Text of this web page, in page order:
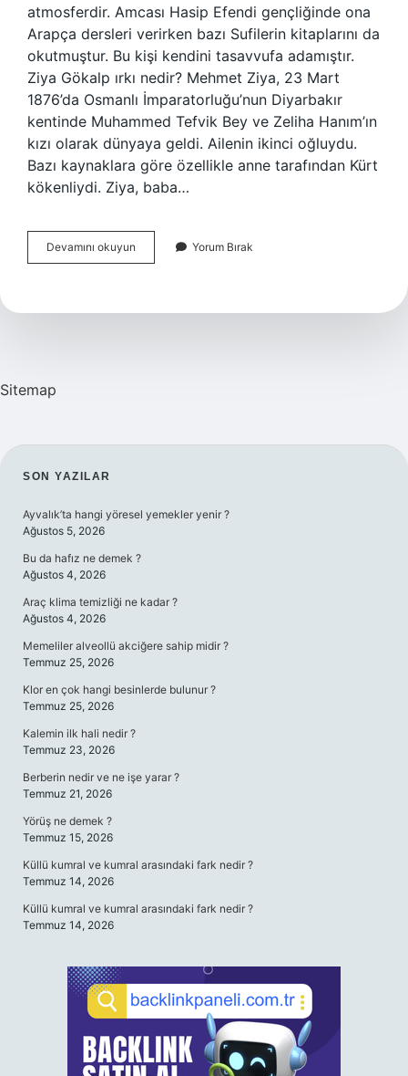
atmosferdir. Amcası Hasip Efendi gençliğinde ona
Arapça dersleri verirken bazı Sufilerin kitaplarını da
okutmuştur. Bu kişi kendini tasavvufa adamıştır.
Ziya Gökalp ırkı nedir? Mehmet Ziya, 23 Mart
1876’da Osmanlı İmparatorluğu’nun Diyarbakır
kentinde Muhammed Tefvik Bey ve Zeliha Hanım’ın
kızı olarak dünyaya geldi. Ailenin ikinci oğluydu.
Bazı kaynaklara göre özellikle anne tarafından Kürt
kökenliydi. Ziya, baba…
Devamını okuyun
Gökalp
Sıktı
Yorum Bırak
Sitemap
SIDEBAR
SON YAZILAR
Ayvalık’ta hangi yöresel yemekler yenir ?
Ağustos 5, 2026
Bu da hafız ne demek ?
Ağustos 4, 2026
Araç klima temizliği ne kadar ?
Ağustos 4, 2026
Memeliler alveollü akciğere sahip midir ?
Temmuz 25, 2026
Klor en çok hangi besinlerde bulunur ?
Temmuz 25, 2026
Kalemin ilk hali nedir ?
Temmuz 23, 2026
Berberin nedir ve ne işe yarar ?
Temmuz 21, 2026
Yörüş ne demek ?
Temmuz 15, 2026
Küllü kumral ve kumral arasındaki fark nedir ?
Temmuz 14, 2026
Küllü kumral ve kumral arasındaki fark nedir ?
Temmuz 14, 2026